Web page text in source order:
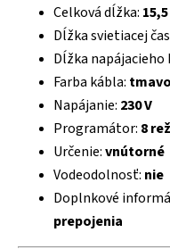
Celková dĺžka:
Dĺžka svietiacej
Dĺžka napájacieho
Farba kábla:
Napájanie: 230 V
Programátor: 8
Určenie:vnútorné
Vodeodolnosť: nie
Doplnkové
prepojenia